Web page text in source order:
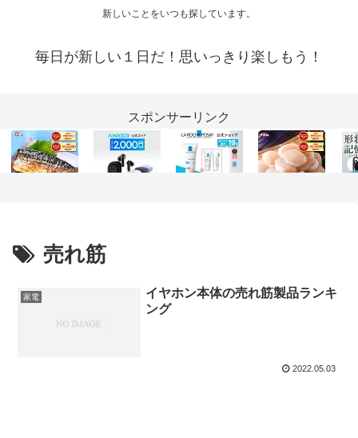
新しいことをいつも探しています。
毎日が新しい１日だ！思いっきり楽しもう！
スポンサーリンク
売れ筋
家電
イヤホン本体の売れ筋製品ランキ
ング
2022.05.03